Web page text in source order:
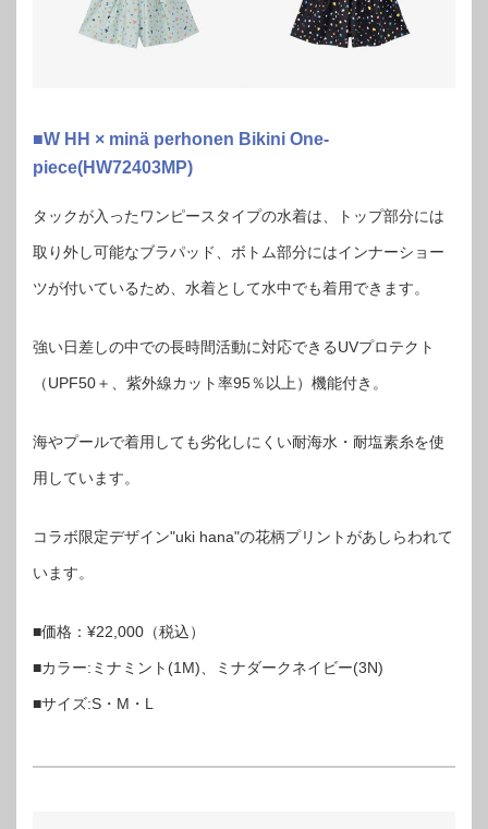
■W HH × minä perhonen Bikini One-
piece(HW72403MP)
タックが入ったワンピースタイプの水着は、トップ部分には
取り外し可能なブラパッド、ボトム部分にはインナーショー
ツが付いているため、水着として水中でも着用できます。
強い日差しの中での長時間活動に対応できるUVプロテクト
（UPF50＋、紫外線カット率95％以上）機能付き。
海やプールで着用しても劣化しにくい耐海水・耐塩素糸を使
用しています。
コラボ限定デザイン"uki hana"の花柄プリントがあしらわれて
います。
■価格：¥22,000（税込）
■カラー:ミナミント(1M)、ミナダークネイビー(3N)
■サイズ:S・M・L